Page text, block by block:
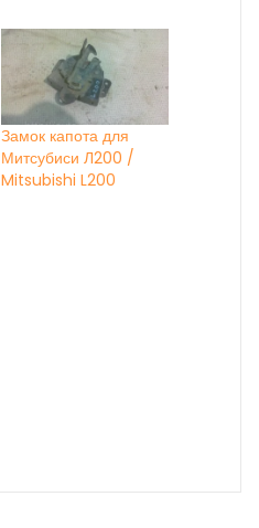
Замок капота для
Митсубиси Л200 /
Mitsubishi L200